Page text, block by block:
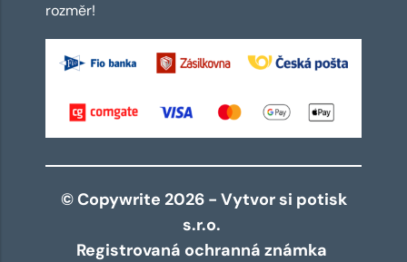
rozměr!
© Copywrite 2026 - Vytvor si potisk
s.r.o.
Registrovaná ochranná známka